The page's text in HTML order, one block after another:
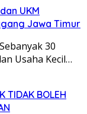
UKM
Jawa Timur
30
Usaha Kecil…
TIDAK BOLEH